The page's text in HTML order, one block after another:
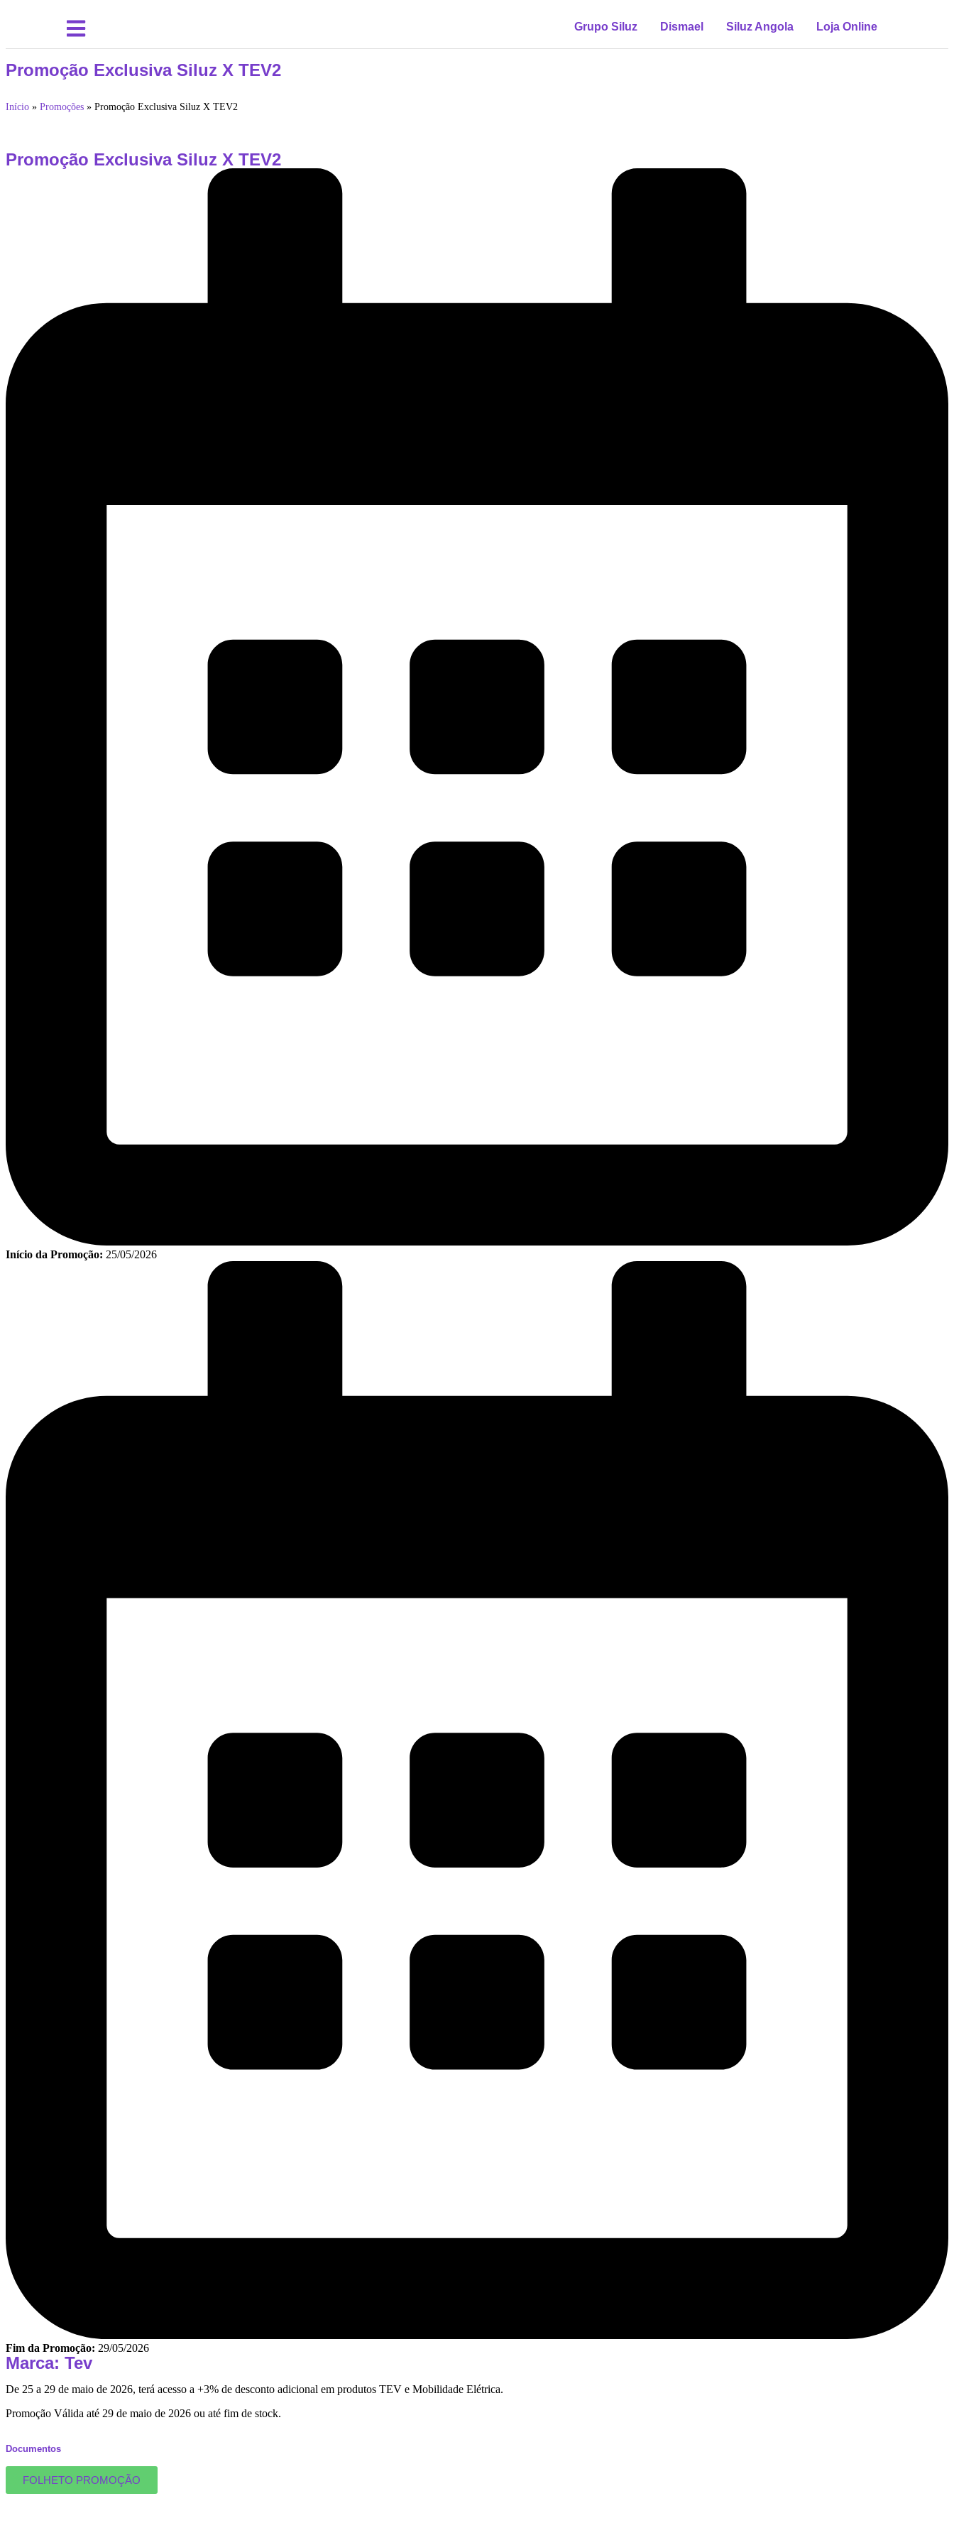
Grupo Siluz Dismael Siluz Angola Loja Online
Promoção Exclusiva Siluz X TEV2
Início » Promoções » Promoção Exclusiva Siluz X TEV2
Promoção Exclusiva Siluz X TEV2
Início da Promoção: 25/05/2026
Fim da Promoção: 29/05/2026
Marca: Tev
De 25 a 29 de maio de 2026, terá acesso a +3% de desconto adicional em produtos TEV e Mobilidade Elétrica.
Promoção Válida até 29 de maio de 2026 ou até fim de stock.
Documentos
FOLHETO PROMOÇÃO